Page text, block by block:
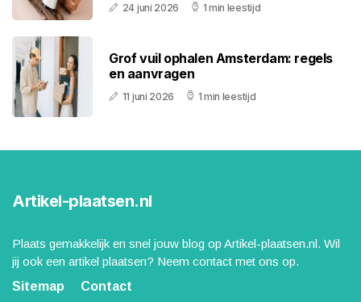
24 juni 2026 1 min leestijd
Grof vuil ophalen Amsterdam: regels
en aanvragen
11 juni 2026 1 min leestijd
Artikel-plaatsen.nl
Plaats gemakkelijk en snel jouw blog op Artikel-plaatsen.nl. Wil
jij ook een artikel plaatsen? Neem contact met ons op.
Sitemap
Contact